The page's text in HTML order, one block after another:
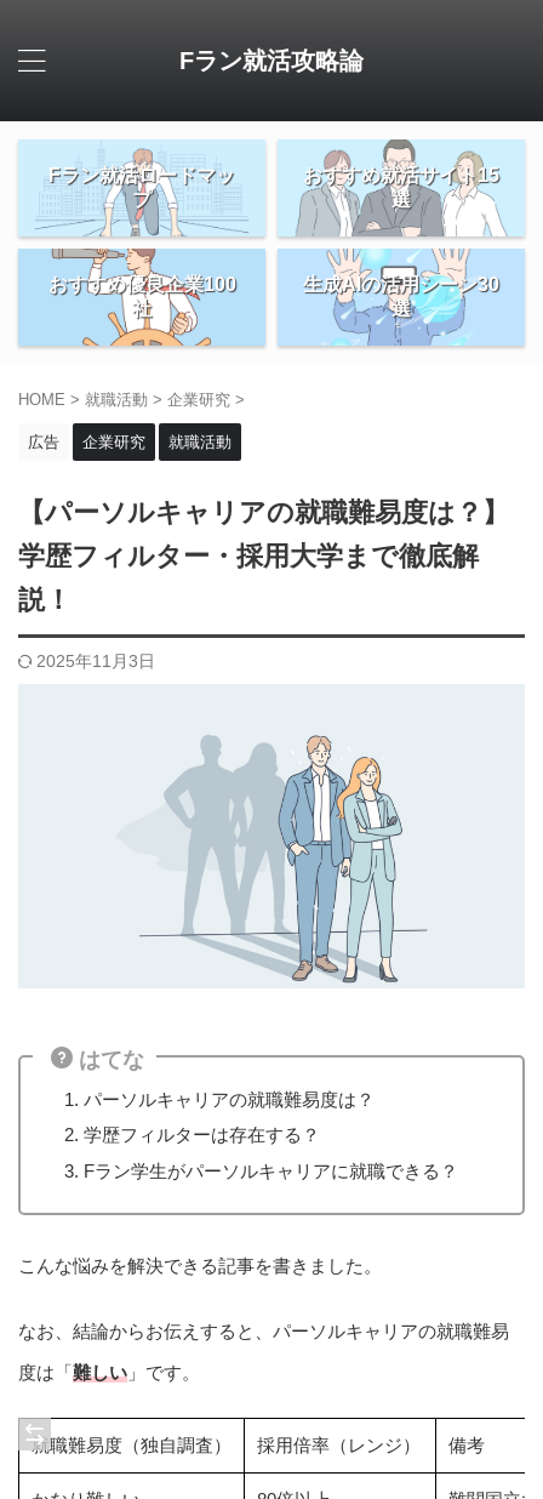
Fラン就活攻略論
Fラン就活ロードマッ
プ
おすすめ就活サイト15
選
おすすめ優良企業100
社
生成AIの活用シーン30
選
HOME > 就職活動 > 企業研究 >
広告 企業研究 就職活動
【パーソルキャリアの就職難易度は？】
学歴フィルター・採用大学まで徹底解
説！
2025年11月3日
はてな
パーソルキャリアの就職難易度は？
学歴フィルターは存在する？
Fラン学生がパーソルキャリアに就職できる？
こんな悩みを解決できる記事を書きました。
なお、結論からお伝えすると、パーソルキャリアの就職難易
度は「難しい 」です。
就職難易度（独自調査） 採用倍率（レンジ） 備考